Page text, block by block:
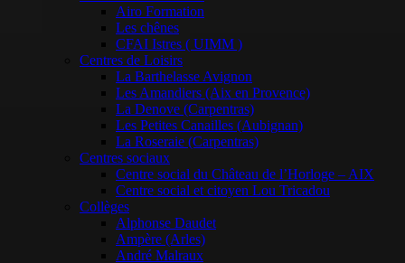
Airo Formation
Les chênes
CFAI Istres ( UIMM )
Centres de Loisirs
La Barthelasse Avignon
Les Amandiers (Aix en Provence)
La Denove (Carpentras)
Les Petites Canailles (Aubignan)
La Roseraie (Carpentras)
Centres sociaux
Centre social du Château de l’Horloge – AIX
Centre social et citoyen Lou Tricadou
Collèges
Alphonse Daudet
Ampère (Arles)
André Malraux